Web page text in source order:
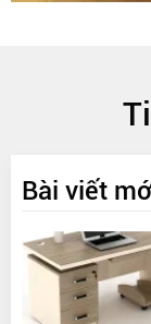
Bài viết